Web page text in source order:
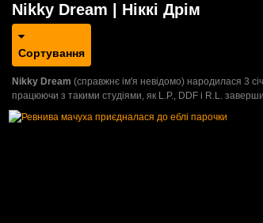
Nikky Dream | Ніккі Дрім
Сортування
Nikky Dream (справжнє ім'я невідомо) народилася 3
працюючи з такими студіями, як L.P., DDF і R.L.